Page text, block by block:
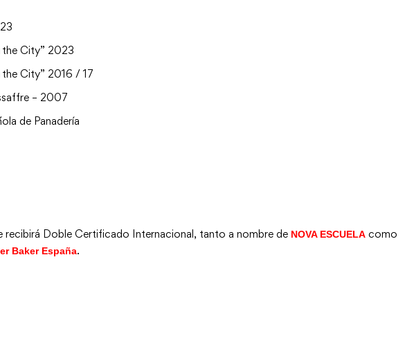
the City” 2023
City” 2016 / 17
– 2007
de Panadería
recibirá Doble Certificado Internacional, tanto a nombre de NOVA ESCUELA como
Baker España.